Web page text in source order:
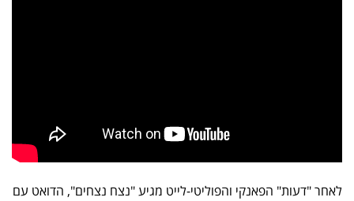
לאחר "דעות" הפאנקי והפוליטי-לייט מגיע "נצח נצחים", הדואט עם